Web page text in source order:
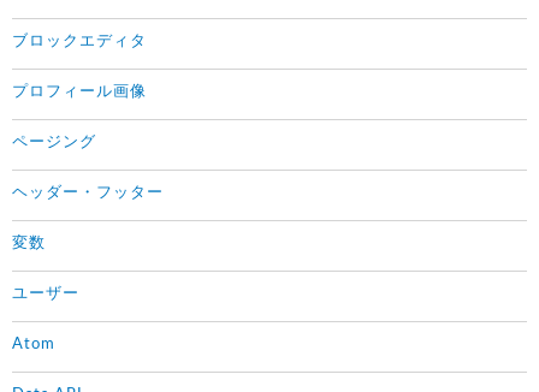
ブロックエディタ
プロフィール画像
ページング
ヘッダー・フッター
変数
ユーザー
Atom